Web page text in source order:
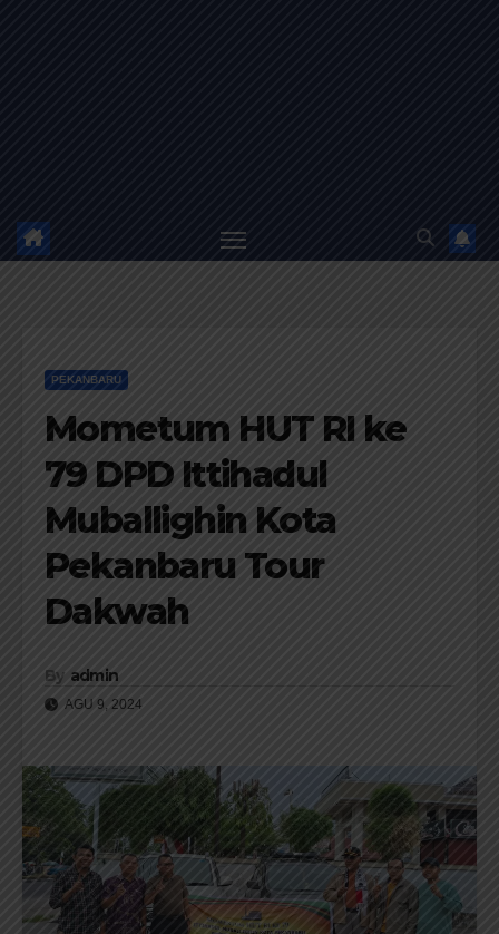
PEKANBARU
Mometum HUT RI ke
79 DPD Ittihadul
Muballighin Kota
Pekanbaru Tour
Dakwah
By admin
AGU 9, 2024